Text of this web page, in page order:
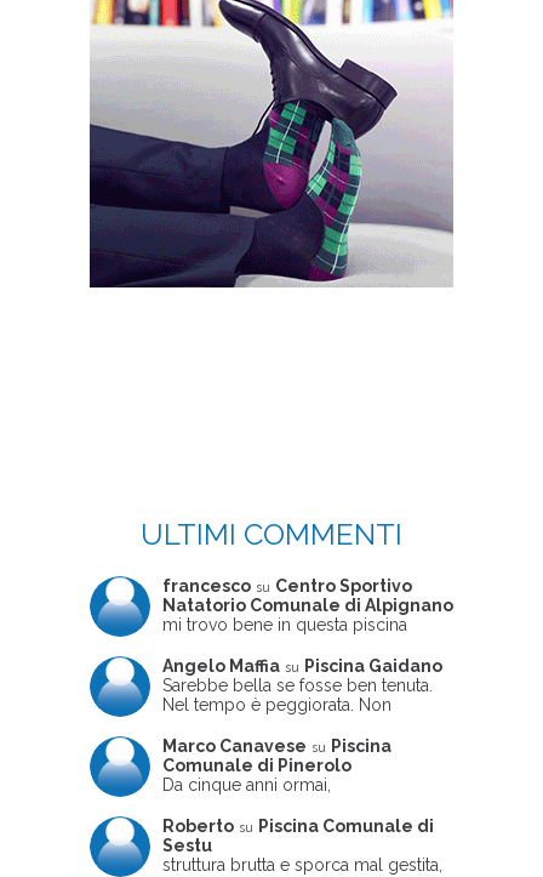
ULTIMI COMMENTI
francesco su Centro Sportivo
Natatorio Comunale di Alpignano
mi trovo bene in questa piscina
Angelo Maffia su
Piscina Gaidano
Sarebbe bella se fosse ben tenuta.
Nel tempo è peggiorata. Non
ne usciva insieme a me non ha
ritrovato le sue scarpe! Peccato
perché potrebbe essere un'ottima
frequentata non magnificamente
Marco Canavese su
Piscina
Comunale di Pinerolo
Da cinque anni ormai,
pomeriggio trascorro cinque-sei ore
in questa magnifica piscina con i miei
due figli che sono letteralmente
Roberto su
Piscina Comunale di
Sestu
struttura brutta e sporca mal gestita,